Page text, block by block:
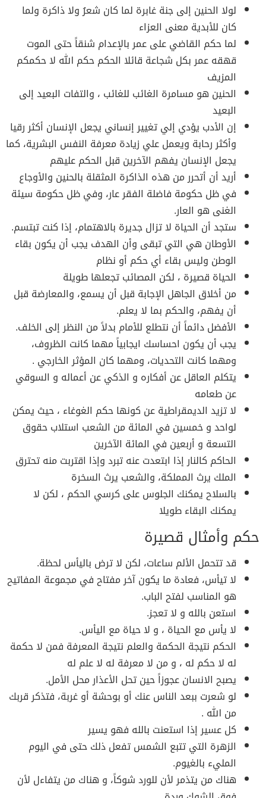
لولا الحنين إلى جنة غابرة لما كان شعرُ ولا ذاكرة ولما
كان للأبدية معنى العزاء
لما حكم القاضي على عمر بالإعدام شنقاً حتى الموت
قهقه عمر بكل شجاعة قائلا الحكم حكم الله لا حكمكم
المزيف
الحنين هو مسامرة الغائب للغائب ، والتفات البعيد إلى
البعيد
إن الأدب يؤدي إلي تغيير إنساني يجعل الإنسان أكثر رقيا
وأكثر رحابة ويعمل علي زيادة معرفة النفس البشرية، كما
يجعل الإنسان يفهم الآخرين قبل الحكم عليهم
أريد أن أتحرر من هذه الذاكرة المثقلة بالحنين والأوجاع
في ظل حكومة فاضلة الفقر عار، وفي ظل حكومة سيئة
الغنى هو العار.
ستجد أن الحياة لا تزال جديرة بالاهتمام، إذا كنت تبتسم.
الأوطان هي التي تبقى وأن الهدف يجب أن يكون بقاء
الوطن وليس بقاء أي حكم أو نظام
الحياة قصيرة ، لكن المصائب تجعلها طويلة
من أخلاق الجاهل الإجابة قبل أن يسمع، والمعارضة قبل
أن يفهم، والحكم بما لا يعلم.
الأفضل دائماً أن نتطلع للأمام بدلاً من النظر إلى الخلف.
يجب أن يكون احساسك ايجابياً مهما كانت الظروف،
ومهما كانت التحديات، ومهما كان المؤثر الخارجي .
يتكلم العاقل عن أفكاره و الذكي عن أعماله و السوقي
عن طعامه
لا تزيد الديمقراطية عن كونها حكم الغوغاء ، حيث يمكن
لواحد و خمسين في المائة من الشعب استلاب حقوق
التسعة و أربعين في المائة الآخرين
الحاكم كالنار إذا ابتعدت عنه تبرد وإذا اقتربت منه تحترق
الملك يرث المملكة، والشعب يرث السخرة
بالسلاح يمكنك الجلوس على كرسي الحكم ، لكن لا
يمكنك البقاء طويلا
حكم وأمثال قصيرة
قد تتحمل الألم ساعات، لكن لا ترض باليأس لحظة.
لا تيأس، فعادة ما يكون آخر مفتاح في مجموعة المفاتيح
هو المناسب لفتح الباب.
استعن بالله و لا تعجز.
لا يأس مع الحياة ، و لا حياة مع اليأس.
الحكم نتيجة الحكمة والعلم نتيجة المعرفة فمن لا حكمة
له لا حكم له ، و من لا معرفة له لا علم له
يصبح الانسان عجوزاً حين تحل الأعذار محل الأمل.
لو شعرت ببعد الناس عنك أو بوحشة أو غربة، فتذكر قربك
من الله .
كل عسير إذا استعنت بالله فهو يسير
الزهرة التي تتبع الشمس تفعل ذلك حتى في اليوم
المليء بالغيوم.
هناك من يتذمر لأن للورد شوكاً، و هناك من يتفاءل لأن